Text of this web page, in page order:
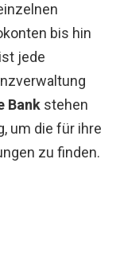
bis hin
jede
Bank stehen
um die für ihre
zu finden.